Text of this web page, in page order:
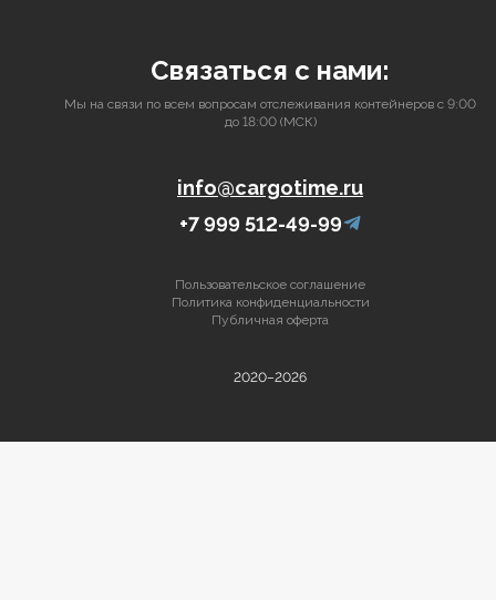
Связаться с нами:
Мы на связи по всем вопросам отслеживания контейнеров с 9:00
до 18:00 (МСК)
info@cargotime.ru
+7 999 512-49-99
2020–2026
Пользовательское соглашение
Политика конфиденциальности
Публичная оферта